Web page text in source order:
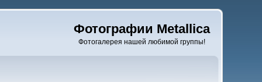
Фотографии Metallica
Фотогалерея нашей любимой группы!